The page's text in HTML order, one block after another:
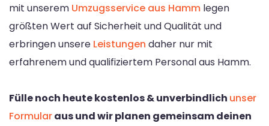
mit unserem Umzugsservice aus Hamm legen
größten Wert auf Sicherheit und Qualität und
erbringen unsere Leistungen daher nur mit
erfahrenem und qualifiziertem Personal aus Hamm.
Fülle noch heute kostenlos & unverbindlich unser
Formularaus und wir planen gemeinsam deinen